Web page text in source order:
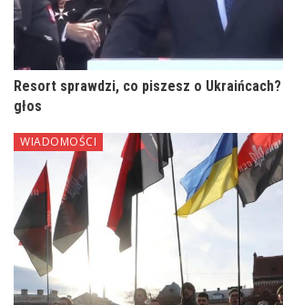
Resort sprawdzi, co piszesz o Ukraińcach?
głos
WIADOMOŚCI